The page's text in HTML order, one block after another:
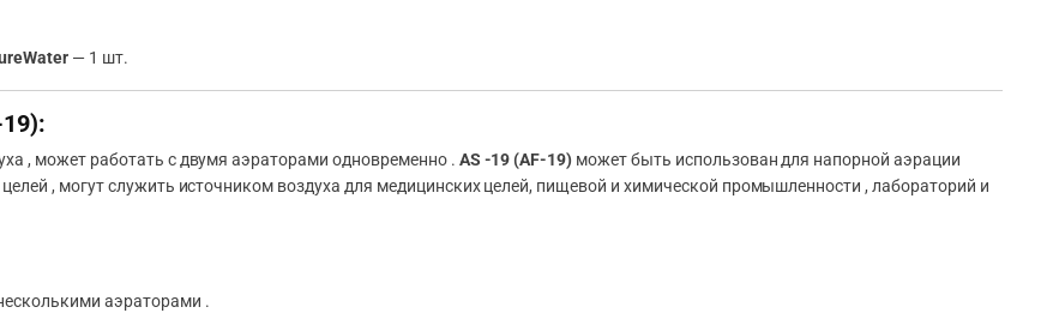
— 1 шт.
, может работать с двумя аэраторами одновременно . AS -19 (AF-19) может быть использован для напорной аэрации
, могут служить источником воздуха для медицинских целей, пищевой и химической промышленности , лабораторий и
аэраторами .